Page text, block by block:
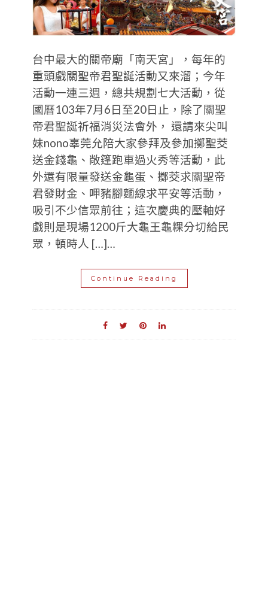
台中最大的關帝廟「南天宮」，每年的
重頭戲關聖帝君聖誕活動又來溜；今年
活動一連三週，總共規劃七大活動，從
國曆103年7月6日至20日止，除了關聖
帝君聖誕祈福消災法會外， 還請來尖叫
妹nono辜莞允陪大家參拜及參加擲聖茭
送金錢龜、敞篷跑車過火秀等活動，此
外還有限量發送金龜蛋、擲茭求關聖帝
君發財金、呷豬腳麵線求平安等活動，
吸引不少信眾前往；這次慶典的壓軸好
戲則是現場1200斤大龜王龜粿分切給民
眾，頓時人 […]…
Continue Reading